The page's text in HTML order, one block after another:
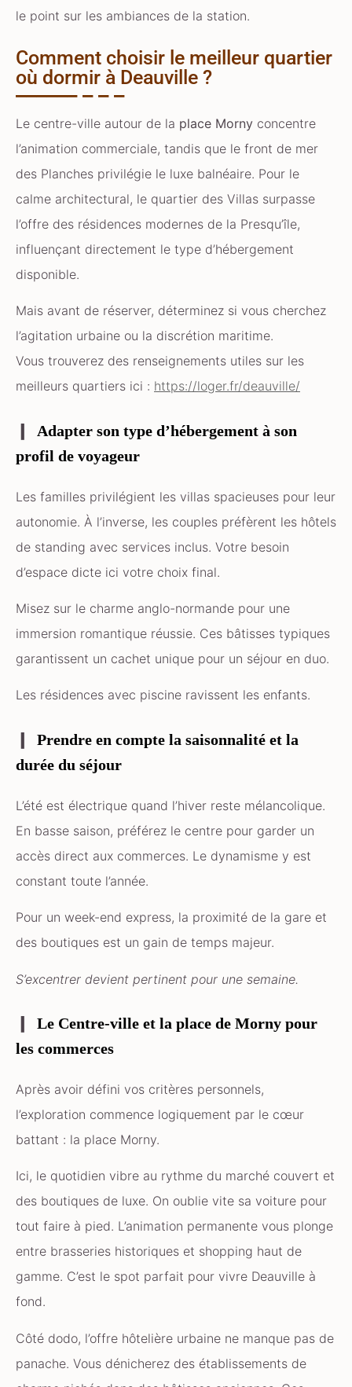
le point sur les ambiances de la station.
Comment choisir le meilleur quartier
où dormir à Deauville ?
Le centre-ville autour de la place Morny concentre
l’animation commerciale, tandis que le front de mer
des Planches privilégie le luxe balnéaire. Pour le
calme architectural, le quartier des Villas surpasse
l’offre des résidences modernes de la Presqu’île,
influençant directement le type d’hébergement
disponible.
Mais avant de réserver, déterminez si vous cherchez
l’agitation urbaine ou la discrétion maritime.
Vous trouverez des renseignements utiles sur les
meilleurs quartiers ici : https://loger.fr/deauville/
Adapter son type d’hébergement à son
profil de voyageur
Les familles privilégient les villas spacieuses pour leur
autonomie. À l’inverse, les couples préfèrent les hôtels
de standing avec services inclus. Votre besoin
d’espace dicte ici votre choix final.
Misez sur le charme anglo-normande pour une
immersion romantique réussie. Ces bâtisses typiques
garantissent un cachet unique pour un séjour en duo.
Les résidences avec piscine ravissent les enfants.
Prendre en compte la saisonnalité et la
durée du séjour
L’été est électrique quand l’hiver reste mélancolique.
En basse saison, préférez le centre pour garder un
accès direct aux commerces. Le dynamisme y est
constant toute l’année.
Pour un week-end express, la proximité de la gare et
des boutiques est un gain de temps majeur.
S’excentrer devient pertinent pour une semaine.
Le Centre-ville et la place de Morny pour
les commerces
Après avoir défini vos critères personnels,
l’exploration commence logiquement par le cœur
battant : la place Morny.
Ici, le quotidien vibre au rythme du marché couvert et
des boutiques de luxe. On oublie vite sa voiture pour
tout faire à pied. L’animation permanente vous plonge
entre brasseries historiques et shopping haut de
gamme. C’est le spot parfait pour vivre Deauville à
fond.
Côté dodo, l’offre hôtelière urbaine ne manque pas de
panache. Vous dénicherez des établissements de